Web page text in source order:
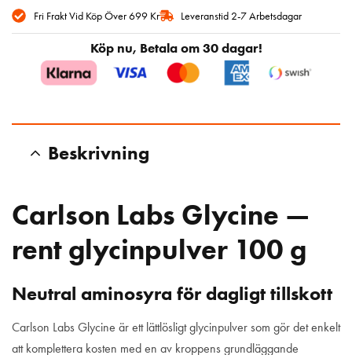
Fri Frakt Vid Köp Över 699 Kr Leveranstid 2-7 Arbetsdagar
Köp nu, Betala om 30 dagar!
Beskrivning
Carlson Labs Glycine —
rent glycinpulver 100 g
Neutral aminosyra för dagligt tillskott
Carlson Labs Glycine är ett lättlösligt glycinpulver som gör det enkelt
att komplettera kosten med en av kroppens grundläggande